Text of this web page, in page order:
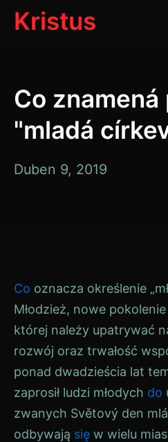
Přeskočit
Kristus
Co znamená
"mladá
Duben 9, 2019
Co oznacza określenie
Młodzież, nowe pokolenie
której należy upatrywać
rozwój oraz trwałość
ponad dwadzieścia lat
zaprosił ludzi młodych do
zwanych Světový den
odbywają się w wielu